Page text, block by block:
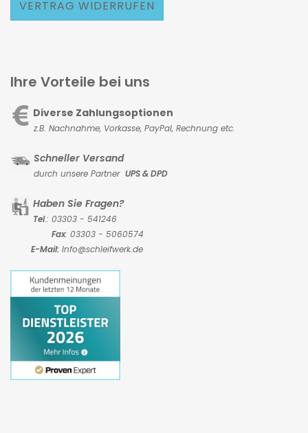
VERTRAG WIDERRUFEN
Ihre Vorteile bei uns
Diverse Zahlungsoptionen
z.B. Nachnahme, Vorkasse, PayPal, Rechnung etc.
Schneller Versand
durch unsere Partner UPS & DPD
Haben Sie Fragen?
Tel.: 03303 - 541246
Fax: 03303 - 5060574
E-Mail: Info@schleifwerk.de